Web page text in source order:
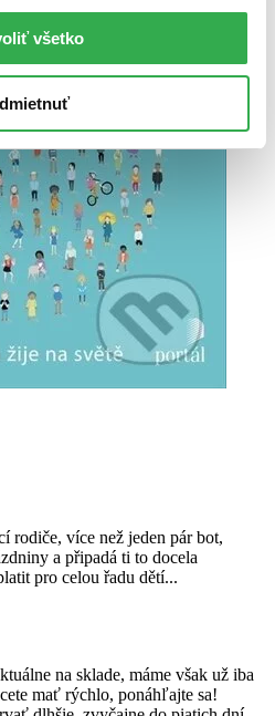
všetko
rodiče, více než jeden pár bot,
a připadá ti to docela
pro celou řadu dětí...
na sklade, máme však už iba
mať rýchlo, ponáhľajte sa!